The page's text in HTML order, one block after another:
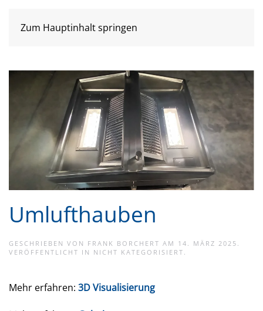
Zum Hauptinhalt springen
Umlufthauben
GESCHRIEBEN VON FRANK BORCHERT AM 14. MÄRZ 2025
VERÖFFENTLICHT IN NICHT KATEGORISIERT
Mehr erfahren: 3D Visualisierung